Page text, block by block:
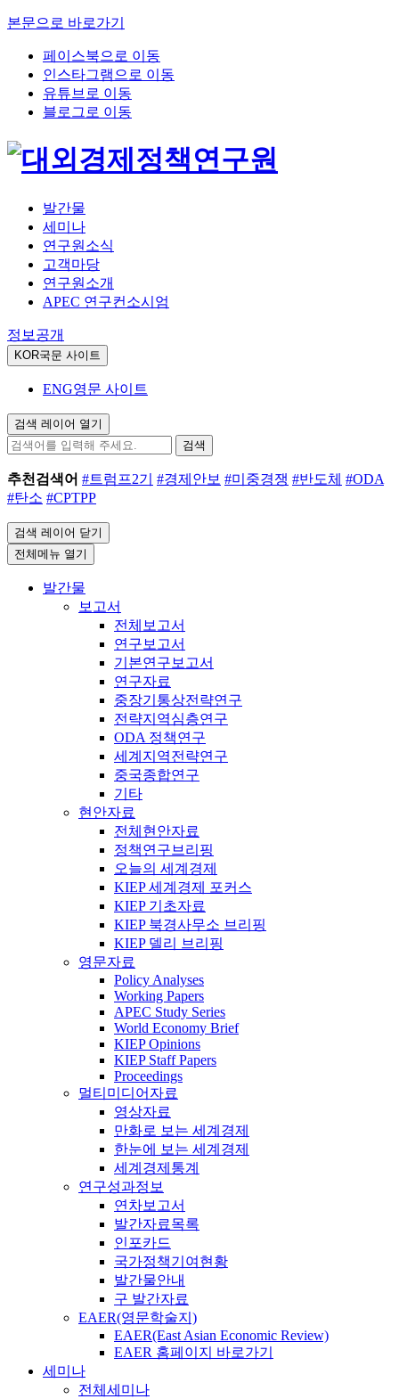
본문으로 바로가기
페이스북으로 이동
인스타그램으로 이동
유튜브로 이동
블로그로 이동
발간물
세미나
연구원소식
고객마당
연구원소개
APEC 연구컨소시엄
정보공개
KOR국문 사이트
ENG영문 사이트
검색 레이어 열기
검색
추천검색어 #트럼프2기 #경제안보 #미중경쟁 #반도체 #ODA
#탄소 #CPTPP
검색 레이어 닫기
전체메뉴 열기
발간물
보고서
전체보고서
연구보고서
기본연구보고서
연구자료
중장기통상전략연구
전략지역심층연구
ODA 정책연구
세계지역전략연구
중국종합연구
기타
현안자료
전체현안자료
정책연구브리핑
오늘의 세계경제
KIEP 세계경제 포커스
KIEP 기초자료
KIEP 북경사무소 브리핑
KIEP 델리 브리핑
영문자료
Policy Analyses
Working Papers
APEC Study Series
World Economy Brief
KIEP Opinions
KIEP Staff Papers
Proceedings
멀티미디어자료
영상자료
만화로 보는 세계경제
한눈에 보는 세계경제
세계경제통계
연구성과정보
연차보고서
발간자료목록
인포카드
국가정책기여현황
발간물안내
구 발간자료
EAER(영문학술지)
EAER(East Asian Economic Review)
EAER 홈페이지 바로가기
세미나
전체세미나